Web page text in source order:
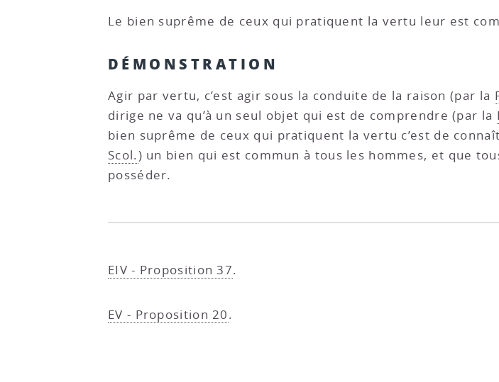
Le bien suprême de ceux qui pratiquent la vertu leur est
DÉMONSTRATION
Agir par vertu, c’est agir sous la conduite de la raison (par la
dirige ne va qu’à un seul objet qui est de comprendre (par la
bien suprême de ceux qui pratiquent la vertu c’est de
Scol.) un bien qui est commun à tous les hommes, et que
posséder.
EIV - Proposition 37.
EV - Proposition 20.